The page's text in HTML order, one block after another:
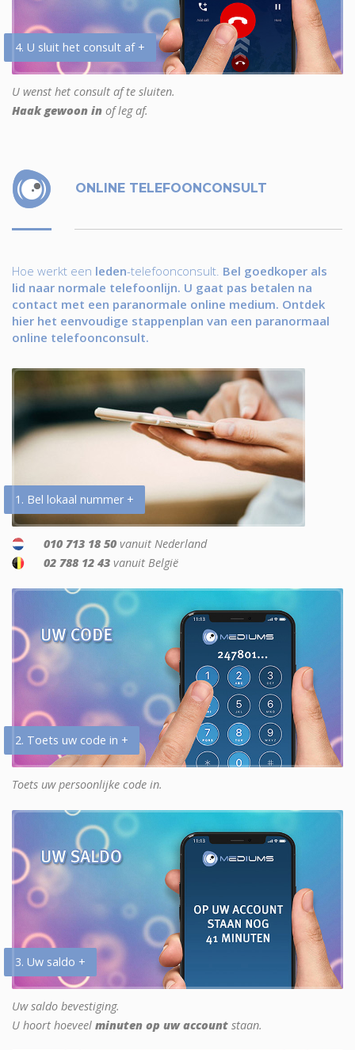
4. U sluit het consult af +
U wenst het consult af te sluiten.
Haak gewoon in of leg af.
ONLINE TELEFOONCONSULT
Hoe werkt een leden-telefoonconsult. Bel goedkoper als
lid naar normale telefoonlijn. U gaat pas betalen na
contact met een paranormale online medium. Ontdek
hier het eenvoudige stappenplan van een paranormaal
online telefoonconsult.
1. Bel lokaal nummer +
010 713 18 50 vanuit Nederland
02 788 12 43 vanuit België
2. Toets uw code in +
Toets uw persoonlijke code in.
3. Uw saldo +
Uw saldo bevestiging.
U hoort hoeveel minuten op uw account staan.